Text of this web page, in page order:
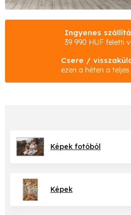
Képek fotóból
Képek
Ingyenes
39 990 HUF feletti
Csere /
ezen a héten a